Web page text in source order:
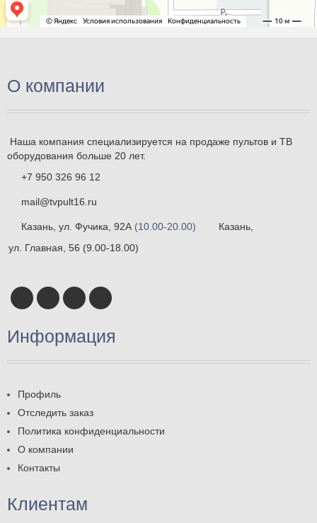
О компании
Наша компания специализируется на продаже пультов и ТВ
оборудования больше 20 лет.
+7 950 326 96 12
mail@tvpult16.ru
Казань, ул. Фучика, 92А (10.00-20.00)
Казань,
ул. Главная, 56 (9.00-18.00)
Информация
Профиль
Отследить заказ
Политика конфиденциальности
О компании
Контакты
Клиентам